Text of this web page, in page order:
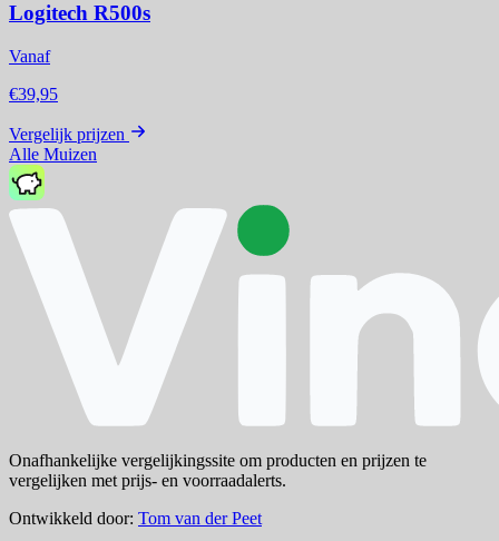
Logitech R500s
Vanaf
€39,95
Vergelijk prijzen
Alle Muizen
Onafhankelijke vergelijkingssite om producten en prijzen te
vergelijken met prijs- en voorraadalerts.
Ontwikkeld door: Tom van der Peet